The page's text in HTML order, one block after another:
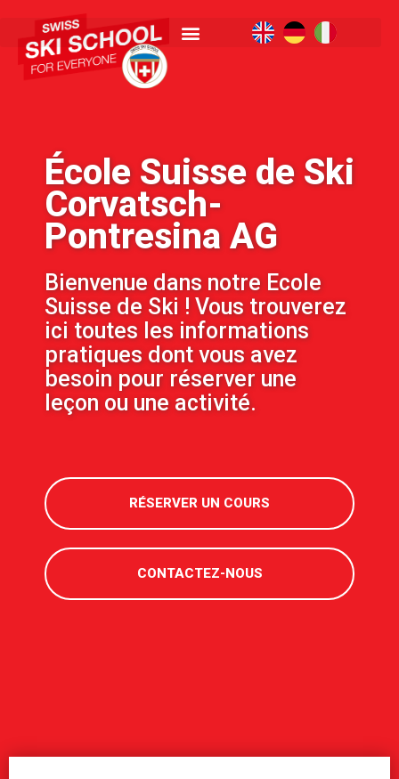
École Suisse de Ski
Corvatsch-
Pontresina AG
Bienvenue dans notre Ecole
Suisse de Ski ! Vous trouverez
ici toutes les informations
pratiques dont vous avez
besoin pour réserver une
leçon ou une activité.
RÉSERVER UN COURS
CONTACTEZ-NOUS